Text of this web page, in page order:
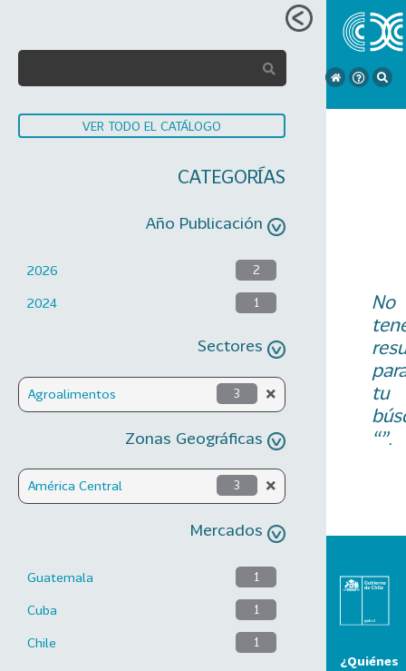
VER TODO EL CATÁLOGO
CATEGORÍAS
Año Publicación
2026 2
2024 1
Sectores
Agroalimentos 3
Zonas Geográficas
América Central 3
Mercados
Guatemala 1
Cuba 1
Chile 1
No
tu
“”.
¿Quiénes